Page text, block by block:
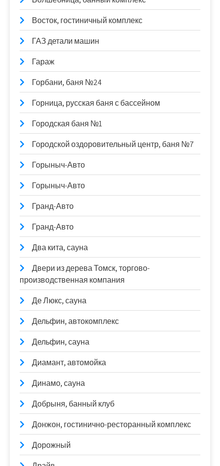
Восток, гостиничный комплекс
ГАЗ детали машин
Гараж
Горбани, баня №24
Горница, русская баня с бассейном
Городская баня №1
Городской оздоровительный центр, баня №7
Горыныч-Авто
Горыныч-Авто
Гранд-Авто
Гранд-Авто
Два кита, сауна
Двери из дерева Томск, торгово-
производственная компания
Де Люкс, сауна
Дельфин, автокомплекс
Дельфин, сауна
Диамант, автомойка
Динамо, сауна
Добрыня, банный клуб
Донжон, гостинично-ресторанный комплекс
Дорожный